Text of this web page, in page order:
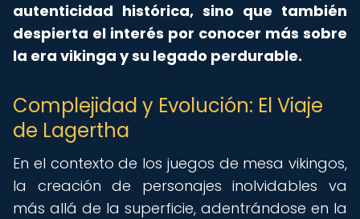
autenticidad histórica, sino que también
despierta el interés por conocer más sobre
la era vikinga y su legado perdurable.
Complejidad y Evolución: El Viaje
de Lagertha
En el contexto de los juegos de mesa vikingos,
la creación de personajes inolvidables va
más allá de la superficie, adentrándose en la